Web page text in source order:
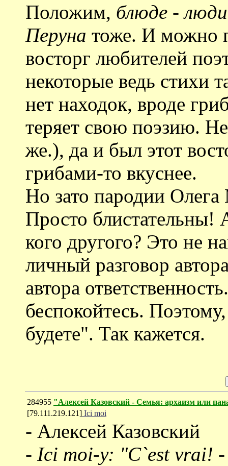
Положим, блюде - люди
Перуна тоже. И можно
восторг любителей
некоторые ведь стихи
нет находок, вроде
теряет свою поэзию.
же.), да и был этот
грибами-то вкуснее.
Но зато пародии
Просто блистательны!
кого другого? Это не
личный разговор
автора
беспокойтесь.
будете". Так кажется.
284955 "Алексей Казовский - Семья: архаизм или
[79.111.219.121] Ici moi
- Алексей Казовский
- Ici moi-у: "C`est vrai! -